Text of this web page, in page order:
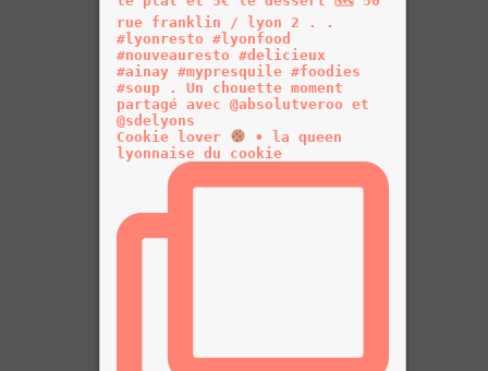
Cookie lover
• la queen
lyonnaise du cookie